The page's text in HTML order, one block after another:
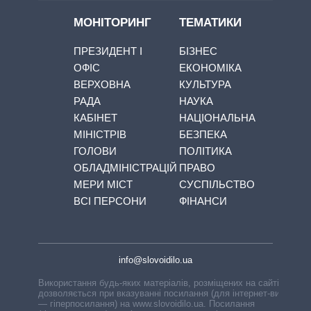
МОНІТОРИНГ
ПРЕЗИДЕНТ І
ОФІС
ВЕРХОВНА
РАДА
КАБІНЕТ
МІНІСТРІВ
ГОЛОВИ
ОБЛАДМІНІСТРАЦІЙ
МЕРИ МІСТ
ВСІ ПЕРСОНИ
ТЕМАТИКИ
БІЗНЕС
ЕКОНОМІКА
КУЛЬТУРА
НАУКА
НАЦІОНАЛЬНА
БЕЗПЕКА
ПОЛІТИКА
ПРАВО
СУСПІЛЬСТВО
ФІНАНСИ
info@slovoidilo.ua
Використання будь-яких матеріалів, розміщених на сайті,
дозволяється при вказуванні посилання (для інтернет-видань
— гіперпосилання) на www.slovoidilo.ua. Посилання